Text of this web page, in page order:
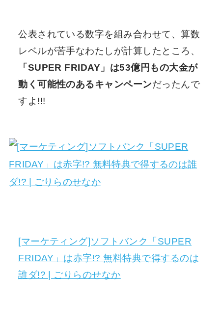
公表されている数字を組み合わせて、算数
レベルが苦手なわたしが計算したところ、
「SUPER FRIDAY」は53億円もの大金が
動く可能性のあるキャンペーンだったんで
すよ!!!
[マーケティング]ソフトバンク「SUPER
FRIDAY」は赤字!? 無料特典で得するのは
誰ダ!? | ごりらのせなか